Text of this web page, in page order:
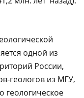
одной из
России,
геологов из МГУ,
геологическое